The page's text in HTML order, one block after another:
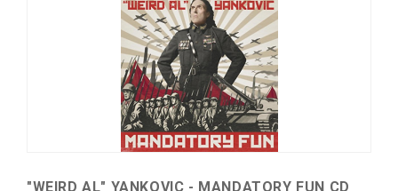
"WEIRD AL" YANKOVIC - MANDATORY FUN CD